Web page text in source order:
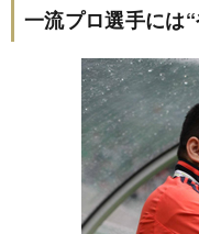
一流プロ選手には